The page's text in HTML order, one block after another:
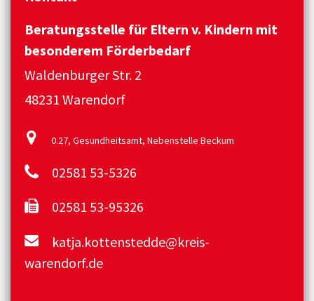
Beratungsstelle für Eltern v. Kindern mit
besonderem Förderbedarf
Waldenburger Str. 2
48231 Warendorf
0.27, Gesundheitsamt, Nebenstelle Beckum
02581 53-5326
02581 53-95326
katja.kottenstedde@kreis-
warendorf.de